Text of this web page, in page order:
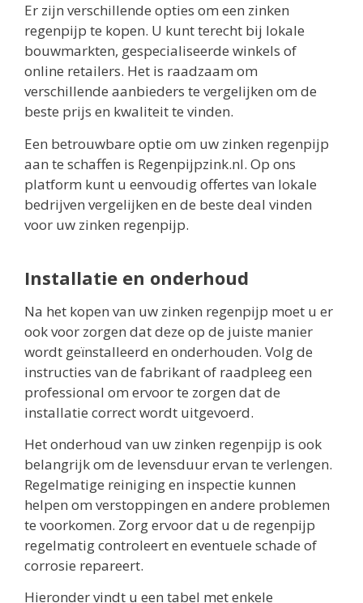
Er zijn verschillende opties om een zinken
regenpijp te kopen. U kunt terecht bij lokale
bouwmarkten, gespecialiseerde winkels of
online retailers. Het is raadzaam om
verschillende aanbieders te vergelijken om de
beste prijs en kwaliteit te vinden.
Een betrouwbare optie om uw zinken regenpijp
aan te schaffen is Regenpijpzink.nl. Op ons
platform kunt u eenvoudig offertes van lokale
bedrijven vergelijken en de beste deal vinden
voor uw zinken regenpijp.
Installatie en onderhoud
Na het kopen van uw zinken regenpijp moet u er
ook voor zorgen dat deze op de juiste manier
wordt geïnstalleerd en onderhouden. Volg de
instructies van de fabrikant of raadpleeg een
professional om ervoor te zorgen dat de
installatie correct wordt uitgevoerd.
Het onderhoud van uw zinken regenpijp is ook
belangrijk om de levensduur ervan te verlengen.
Regelmatige reiniging en inspectie kunnen
helpen om verstoppingen en andere problemen
te voorkomen. Zorg ervoor dat u de regenpijp
regelmatig controleert en eventuele schade of
corrosie repareert.
Hieronder vindt u een tabel met enkele